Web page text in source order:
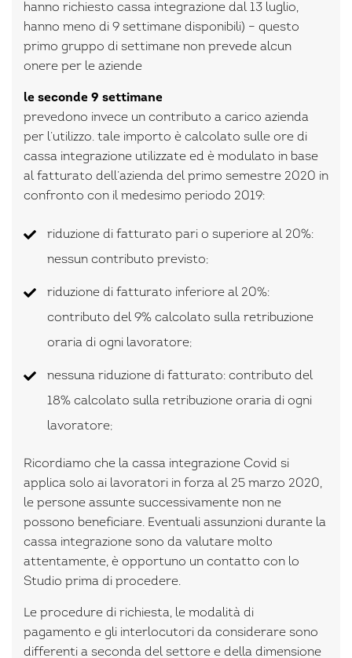
hanno richiesto cassa integrazione dal 13 luglio,
hanno meno di 9 settimane disponibili) – questo
primo gruppo di settimane non prevede alcun
onere per le aziende
le seconde 9 settimane
prevedono invece un contributo a carico azienda
per l’utilizzo. tale importo è calcolato sulle ore di
cassa integrazione utilizzate ed è modulato in base
al fatturato dell’azienda del primo semestre 2020 in
confronto con il medesimo periodo 2019:
riduzione di fatturato pari o superiore al 20%:
nessun contributo previsto;
riduzione di fatturato inferiore al 20%:
contributo del 9% calcolato sulla retribuzione
oraria di ogni lavoratore;
nessuna riduzione di fatturato: contributo del
18% calcolato sulla retribuzione oraria di ogni
lavoratore;
Ricordiamo che la cassa integrazione Covid si
applica solo ai lavoratori in forza al 25 marzo 2020,
le persone assunte successivamente non ne
possono beneficiare. Eventuali assunzioni durante la
cassa integrazione sono da valutare molto
attentamente, è opportuno un contatto con lo
Studio prima di procedere.
Le procedure di richiesta, le modalità di
pagamento e gli interlocutori da considerare sono
differenti a seconda del settore e della dimensione